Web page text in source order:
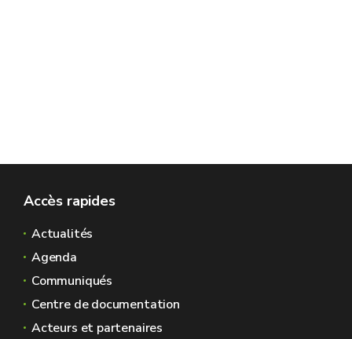
Accès rapides
Actualités
Agenda
Communiqués
Centre de documentation
Acteurs et partenaires